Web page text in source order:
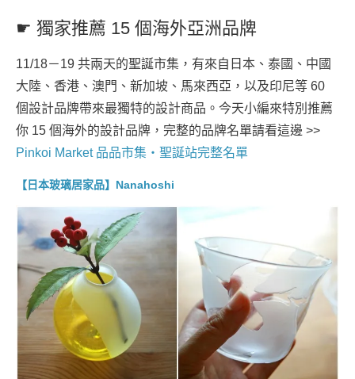
☛ 獨家推薦 15 個海外亞洲品牌
11/18－19 共兩天的聖誕市集，有來自日本、泰國、中國
大陸、香港、澳門、新加坡、馬來西亞，以及印尼等 60
個設計品牌帶來最獨特的設計商品。今天小編來特別推薦
你 15 個海外的設計品牌，完整的品牌名單請看這邊 >>
Pinkoi Market 品品市集・聖誕站完整名單
【日本玻璃居家品】Nanahoshi